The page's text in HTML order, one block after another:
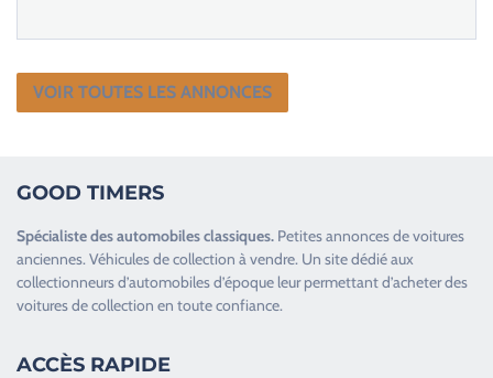
VOIR TOUTES LES ANNONCES
GOOD TIMERS
Spécialiste desautomobiles classiques. Petites annonces devoitures
anciennes.Véhicules de collection à vendre. Un site dédié aux
collectionneurs d’automobiles d’époque leur permettant d’acheter des
voitures de collection en toute confiance.
ACCÈS RAPIDE